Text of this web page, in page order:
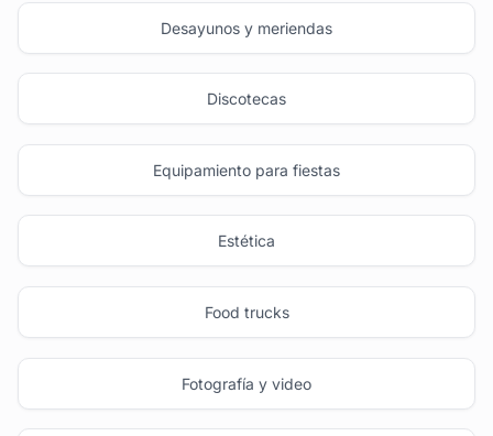
Desayunos y meriendas
Discotecas
Equipamiento para fiestas
Estética
Food trucks
Fotografía y video